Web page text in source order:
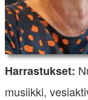
Harrastukset:
musiikki,